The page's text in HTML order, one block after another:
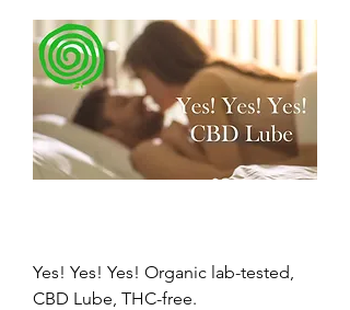
Yes! Yes! Yes! Organic lab-tested,
CBD Lube, THC-free.